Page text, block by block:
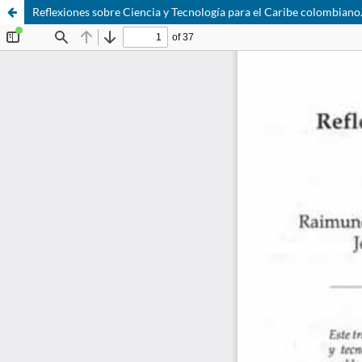
Reflexiones sobre Ciencia y Tecnología para el Caribe colombiano.